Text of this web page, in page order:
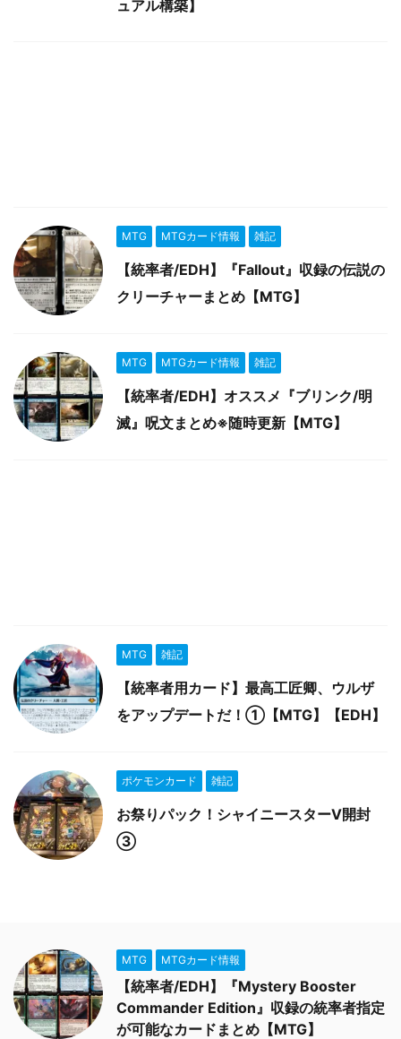
ュアル構築】
MTG MTGカード情報 雑記
【統率者/EDH】『Fallout』収録の伝説の
クリーチャーまとめ【MTG】
MTG MTGカード情報 雑記
【統率者/EDH】オススメ『ブリンク/明
滅』呪文まとめ※随時更新【MTG】
MTG 雑記
【統率者用カード】最高工匠卿、ウルザ
をアップデートだ！①【MTG】【EDH】
ポケモンカード 雑記
お祭りパック！シャイニースターV開封
③
MTG MTGカード情報
【統率者/EDH】『Mystery Booster
Commander Edition』収録の統率者指定
が可能なカードまとめ【MTG】